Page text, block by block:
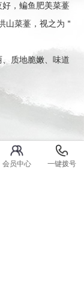
，鳊鱼肥美菜薹
山菜薹，视之为＂
质地脆嫩、味道
会员中心 一键拨号